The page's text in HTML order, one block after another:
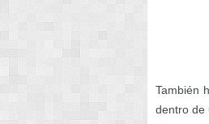
También
dentro de